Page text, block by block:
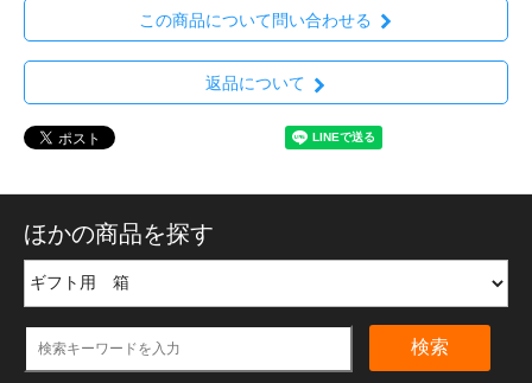
この商品について問い合わせる
返品について
ほかの商品を探す
検索